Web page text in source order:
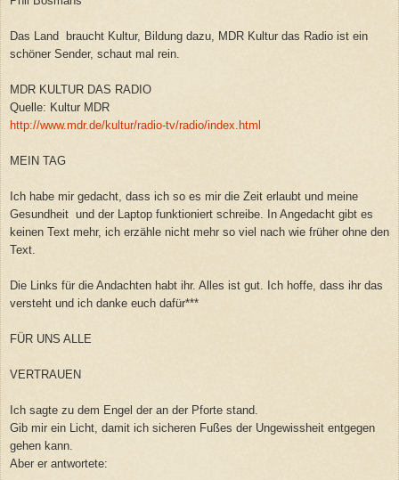
Das Land braucht Kultur, Bildung dazu, MDR Kultur das Radio ist ein
schöner Sender, schaut mal rein.
MDR KULTUR DAS RADIO
Quelle: Kultur MDR
http://www.mdr.de/kultur/radio-tv/radio/index.html
MEIN TAG
Ich habe mir gedacht, dass ich so es mir die Zeit erlaubt und meine
Gesundheit und der Laptop funktioniert schreibe. In Angedacht gibt es
keinen Text mehr, ich erzähle nicht mehr so viel nach wie früher ohne den
Text.
Die Links für die Andachten habt ihr. Alles ist gut. Ich hoffe, dass ihr das
versteht und ich danke euch dafür***
FÜR UNS ALLE
VERTRAUEN
Ich sagte zu dem Engel der an der Pforte stand.
Gib mir ein Licht, damit ich sicheren Fußes der Ungewissheit entgegen
gehen kann.
Aber er antwortete: